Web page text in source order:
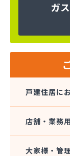
笠岡LPガス
笠岡中国プ
株式会社
株式会社ウ
株式会社サ
株式会社サ
株式会社サ
株式会社セ
戸建住居に
店舗・業務
大家様・管